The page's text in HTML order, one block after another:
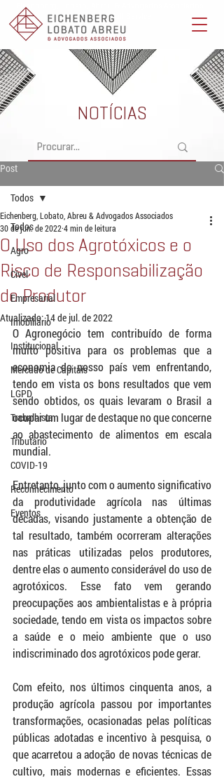
Eichenberg, Lobato, Abreu & Advogados Associados -
Advocacia Full Service
Post
Todos
Agro
Cível
Empresarial
Imobiliário
Institucional
Mercado de Capitais
LGPD
Trabalhista
Tributário
COVID-19
Reconhecimento
Eventos
Todos
O Uso dos Agrotóxicos e o
Risco de Responsabilização
do Produtor
Eichenberg, Lobato, Abreu & Advogados Associados
30 de jun. de 2022 4 min de leitura
Atualizado:14 de jul. de 2022
O Agronegócio tem contribuído de forma
muito positiva para os problemas que a
economia do nosso país vem enfrentando,
tendo em vista os bons resultados que vem
sendo obtidos, os quais levaram o Brasil a
ocupar um lugar de destaque no que concerne
ao abastecimento de alimentos em escala
mundial.
Entretanto, junto com o aumento significativo
da produtividade agrícola nas últimas
décadas, visando justamente a obtenção de
tal resultado, também ocorreram alterações
nas práticas utilizadas pelos produtores,
dentre elas o aumento considerável do uso de
agrotóxicos. Esse fato vem gerando
preocupações aos ambientalistas e à própria
sociedade, tendo em vista os impactos sobre
a saúde e o meio ambiente que o uso
indiscriminado dos agrotóxicos pode gerar.
Com efeito, nos últimos cinquenta anos, a
produção agrícola passou por importantes
transformações, ocasionadas pelas políticas
públicas adotadas e incentivo à pesquisa, o
que acarretou a adoção de novas técnicas de
cultivo, mais modernas e eficientes. Essas
NOTÍCIAS